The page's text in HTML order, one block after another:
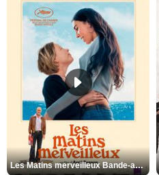
Les Matins merveilleux Bande-annonce VF